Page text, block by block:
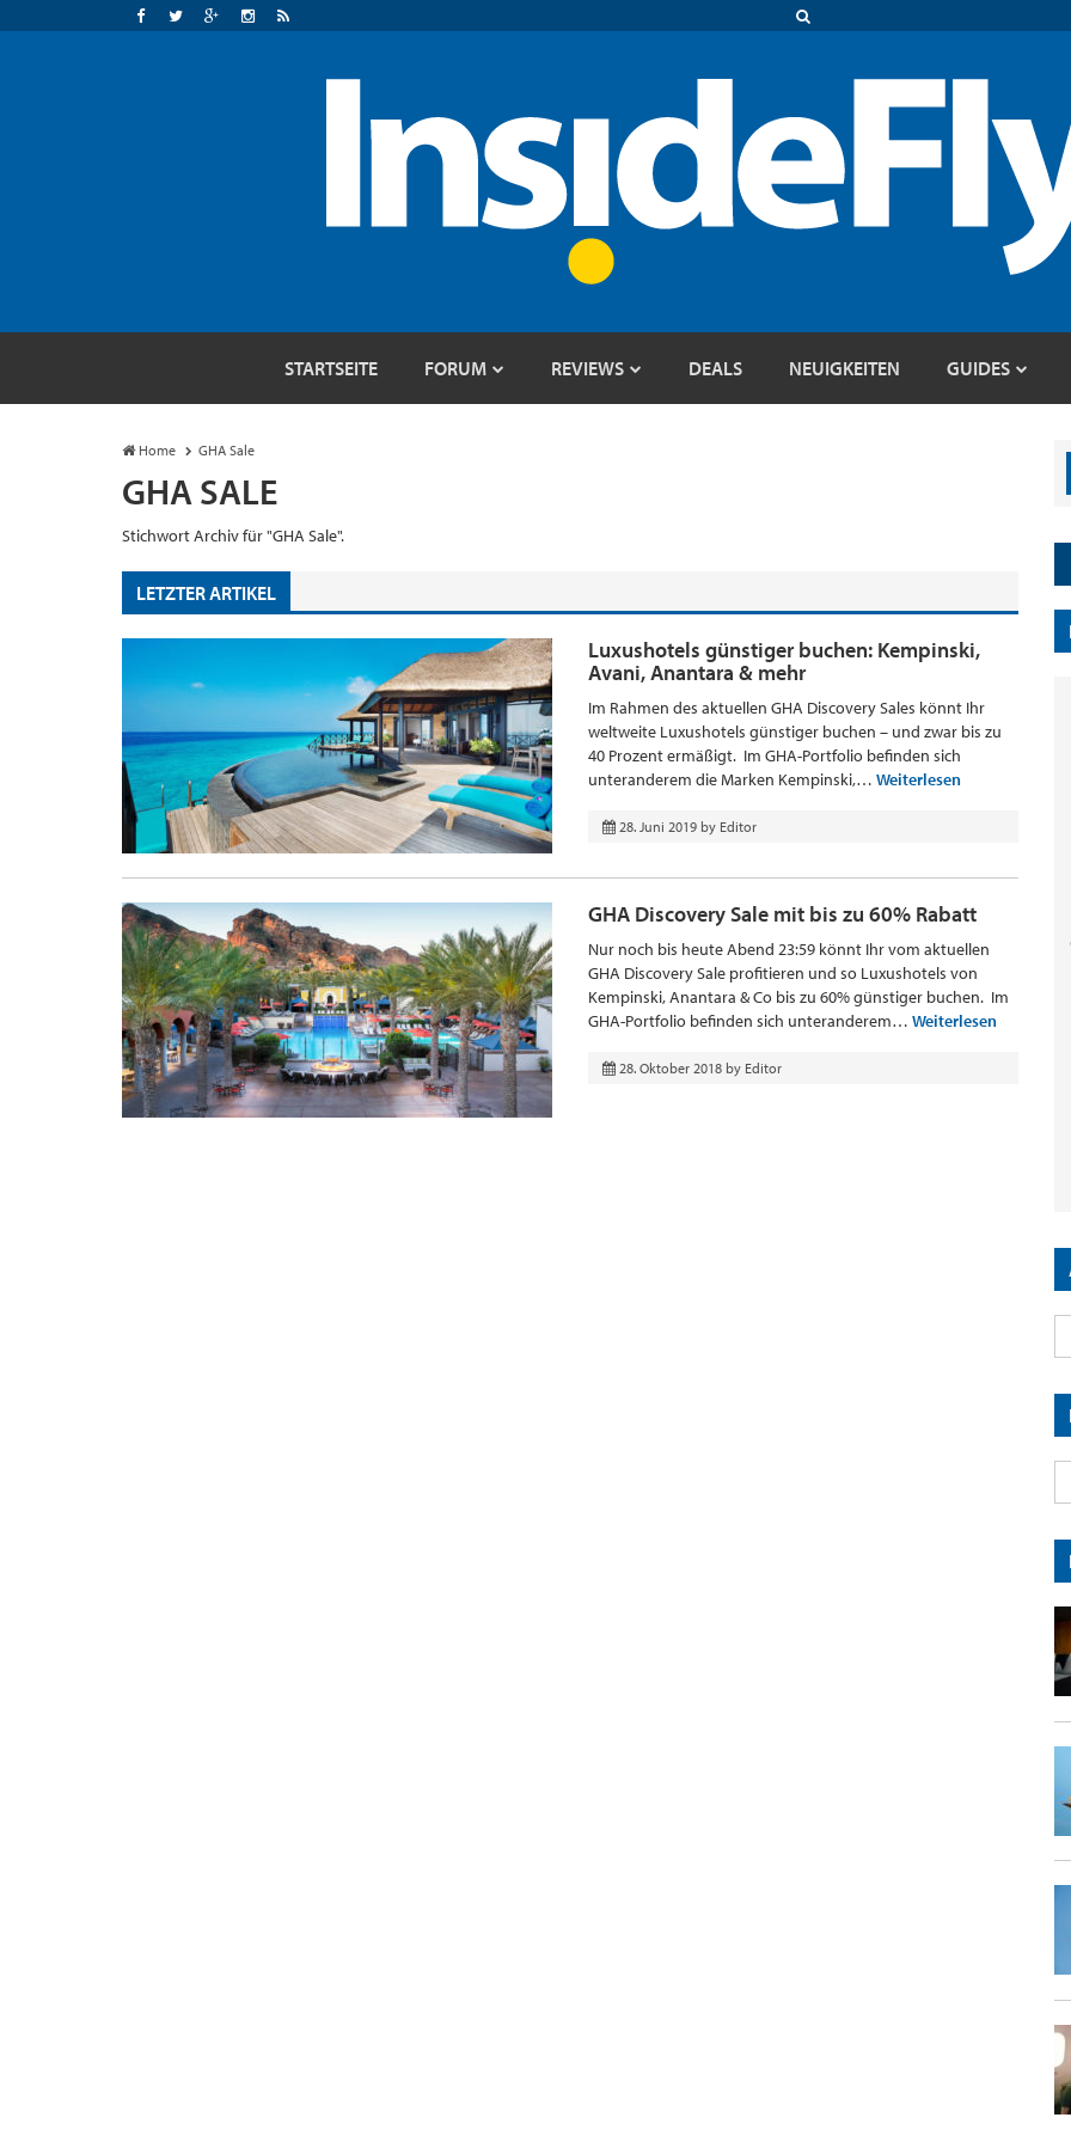
STARTSEITE FORUM REVIEWS DEALS NEUIGKEITEN GUIDES
Home GHA Sale
GHA SALE
Stichwort Archiv für "GHA Sale".
LETZTER ARTIKEL
Luxushotels günstiger buchen: Kempinski,
Avani, Anantara & mehr
Im Rahmen des aktuellen GHA Discovery Sales könnt Ihr
weltweite Luxushotels günstiger buchen – und zwar bis zu
40 Prozent ermäßigt. Im GHA-Portfolio befinden sich
unteranderem die Marken Kempinski,… Weiterlesen
28. Juni 2019 by Editor
GHA Discovery Sale mit bis zu 60% Rabatt
Nur noch bis heute Abend 23:59 könnt Ihr vom aktuellen
GHA Discovery Sale profitieren und so Luxushotels von
Kempinski, Anantara & Co bis zu 60% günstiger buchen. Im
GHA-Portfolio befinden sich unteranderem… Weiterlesen
28. Oktober 2018 by Editor